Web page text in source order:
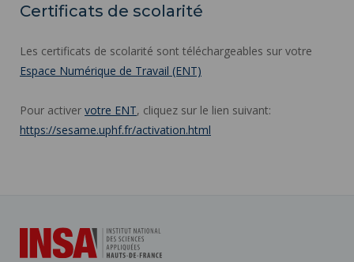
Certificats de scolarité
Les certificats de scolarité sont téléchargeables sur votre
Espace Numérique de Travail (ENT)
Pour activer votre ENT, cliquez sur le lien suivant:
https://sesame.uphf.fr/activation.html